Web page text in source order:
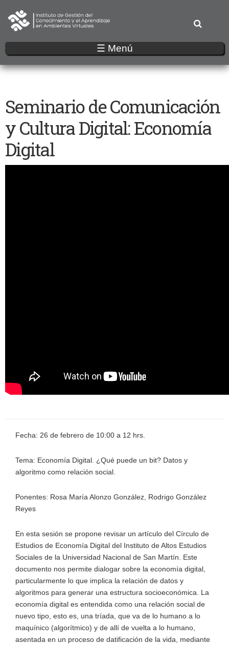
al
contenido
principal
☰ Menú
Seminario de Comunicación
y Cultura Digital: Economía
Digital
Fecha: 26 de febrero de 10:00 a 12 hrs.
Tema: Economía Digital. ¿Qué puede un bit? Datos y
algoritmo como relación social.
Ponentes: Rosa María Alonzo González, Rodrigo González
Reyes
En esta sesión se propone revisar un artículo del Círculo de
Estudios de Economía Digital del Instituto de Altos Estudios
Sociales de la Universidad Nacional de San Martín. Este
documento nos permite dialogar sobre la economía digital,
particularmente lo que implica la relación de datos y
algoritmos para generar una estructura socioeconómica. La
economía digital es entendida como una relación social de
nuevo tipo, esto es, una tríada, que va de lo humano a lo
maquínico (algorítmico) y de allí de vuelta a lo humano,
asentada en un proceso de datificación de la vida, mediante